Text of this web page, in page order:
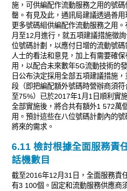
施，可供編配作流動服務之用的號
罄。有見及此，通訊局建議透過善
更多號碼組供編配作流動服務之用
月至12月進行，就五項建議措施徵
位號碼計劃，以應付日增的流動號
人士的看法和意見，加上有需要確
用，以配合未來數年5G流動技術的
日公布決定採用全部五項建議措施
段（即把編配額外號碼時營辦商須
至75%）已於2017年1月1日順利實
全部實施後，將合共有額外1 572萬
用。預計這些在八位號碼計劃內的
將來的需求。
6.11 檢討根據全面服務責
話機數目
截至2016年12月31日，全面服務責
有3 100個。固定和流動服務供應商